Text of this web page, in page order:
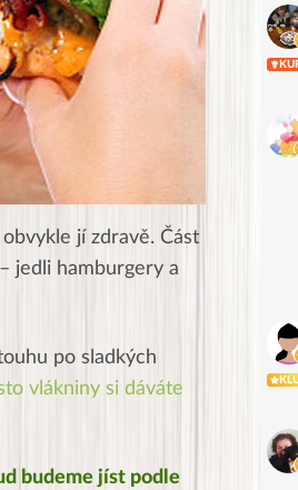
jí zdravě. Část
jedli hamburgery a
po sladkých
vlákniny si dáváte
budeme jíst podle